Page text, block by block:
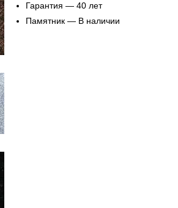
Гарантия — 40 лет
Памятник — В наличии